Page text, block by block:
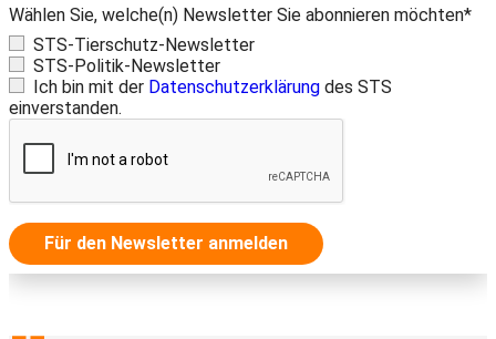
Wählen Sie, welche(n) Newsletter Sie abonnieren möchten*
STS-Tierschutz-Newsletter
STS-Politik-Newsletter
Ich bin mit der Datenschutzerklärung des STS
einverstanden.
Für den Newsletter anmelden